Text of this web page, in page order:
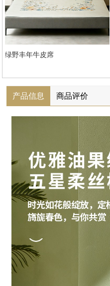
绿野丰年牛皮席
产品信息 商品评价